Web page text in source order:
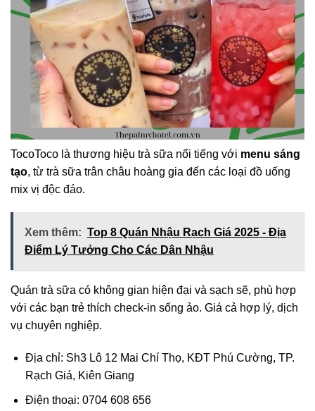
TocoToco là thương hiệu trà sữa nổi tiếng với menu sáng
tạo, từ trà sữa trân châu hoàng gia đến các loại đồ uống
mix vị độc đáo.
Xem thêm: Top 8 Quán Nhậu Rạch Giá 2025 - Địa
Điểm Lý Tưởng Cho Các Dân Nhậu
Quán trà sữa có không gian hiện đại và sạch sẽ, phù hợp
với các bạn trẻ thích check-in sống ảo. Giá cả hợp lý, dịch
vụ chuyên nghiệp.
Địa chỉ: Sh3 Lô 12 Mai Chí Thọ, KĐT Phú Cường, TP.
Rạch Giá, Kiên Giang
Điện thoại: 0704 608 656